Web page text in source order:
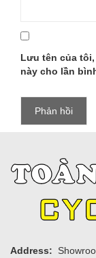
Lưu tên của
này cho lần
Address: